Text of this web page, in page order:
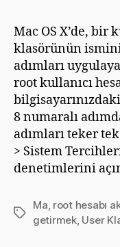
Mac OS X’de, bir
klasörünün
adımları
root kullanıcı
8 numaralı
adımları teker
> Sistem
denetimlerini
Etiketler
Ma root hesabı
getirmek, User